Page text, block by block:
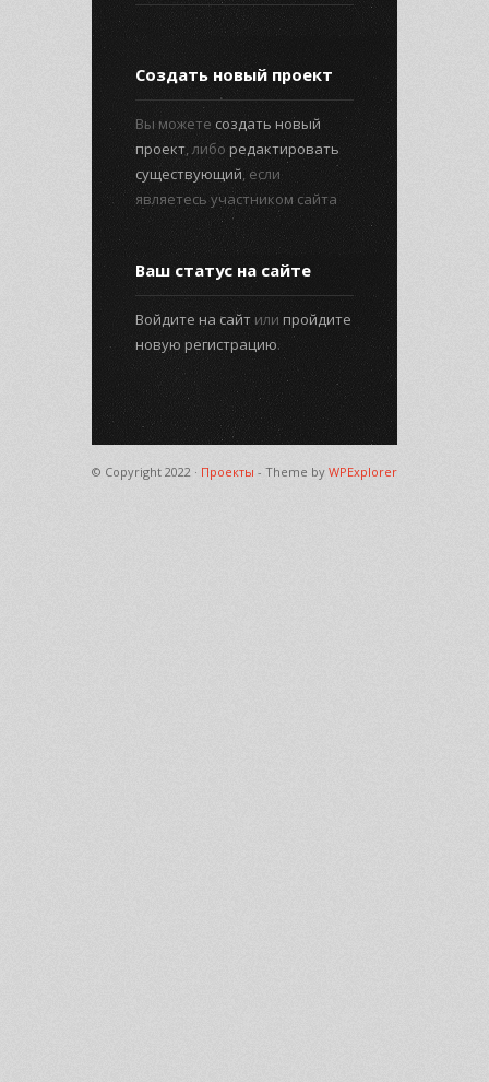
Создать новый проект
Вы можете создать новый
проект, либо редактировать
существующий, если
являетесь участником сайта
Ваш статус на сайте
Войдите на сайт или пройдите
новую регистрацию.
© Copyright 2022 · Проекты - Theme by WPExplorer